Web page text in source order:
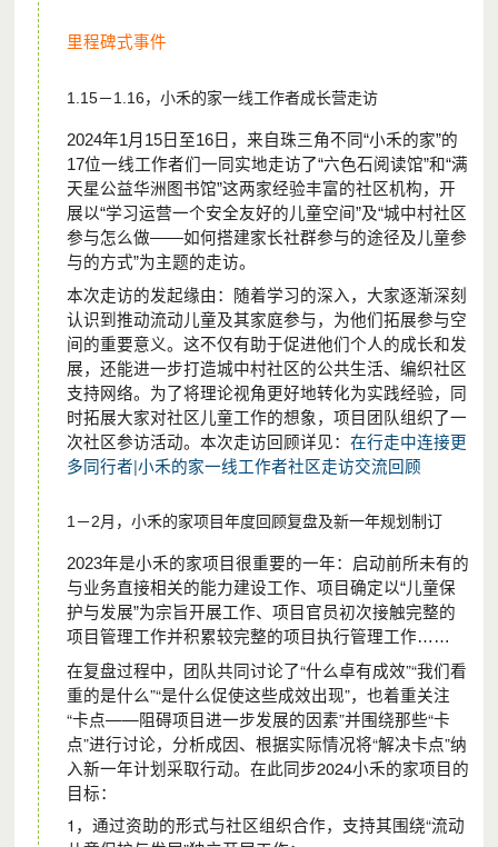
千禾社区基金会是2009年成立的中国第一家以“社区”命名的
基金会，是首批获得广东省民政厅认定的慈善组织之一，并
于2017年获得广东省民政厅颁发的5A级基金会荣誉。
作为一家立足珠三角的社区基金会，千禾基于珠三角社区面
临的生计、教育和环境问题，动员并联结基层政府、企业、
基金会、慈善团体和研究机构等各界力量，持续开展社区服
务、共建共享社区资源、打造社区文化，推动社区创新发
展、合作与多元治理，进而建设一个公正、关爱和可持续发
展的社会。
里程碑式事件
1.15－1.16，小禾的家一线工作者成长营走访
2024年1月15日至16日，来自珠三角不同“小禾的家”的
17位一线工作者们一同实地走访了“六色石阅读馆”和“满
天星公益华洲图书馆”这两家经验丰富的社区机构，开
展以“学习运营一个安全友好的儿童空间”及“城中村社区
参与怎么做——如何搭建家长社群参与的途径及儿童参
与的方式”为主题的走访。
本次走访的发起缘由：随着学习的深入，大家逐渐深刻
认识到推动流动儿童及其家庭参与，为他们拓展参与空
间的重要意义。这不仅有助于促进他们个人的成长和发
展，还能进一步打造城中村社区的公共生活、编织社区
支持网络。为了将理论视角更好地转化为实践经验，同
时拓展大家对社区儿童工作的想象，项目团队组织了一
次社区参访活动。 本次走访回顾详见： 在行走中连接更
多同行者|小禾的家一线工作者社区走访交流回顾
1－2月，小禾的家项目年度回顾复盘及新一年规划制订
2023年是小禾的家项目很重要的一年：启动前所未有的
与业务直接相关的能力建设工作、项目确定以“儿童保
护与发展”为宗旨开展工作、项目官员初次接触完整的
项目管理工作并积累较完整的项目执行管理工作……
在复盘过程中，团队共同讨论了“什么卓有成效”“我们看
重的是什么”“是什么促使这些成效出现”，也着重关注
“卡点——阻碍项目进一步发展的因素”并围绕那些“卡
点”进行讨论，分析成因、根据实际情况将“解决卡点”纳
入新一年计划采取行动。在此同步2024小禾的家项目的
目标：
1，通过资助的形式与社区组织合作，支持其围绕“流动